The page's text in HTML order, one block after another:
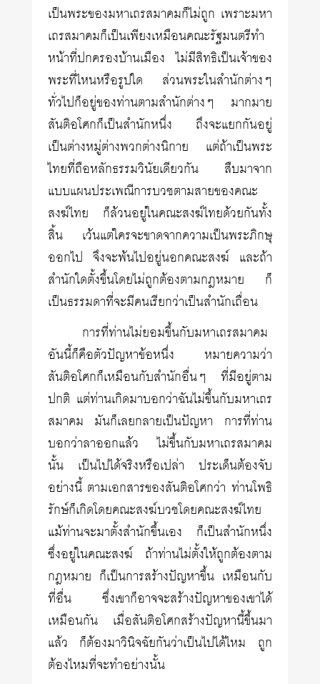
เป็นพระของมหาเถรสมาคมก็ไม่ถูก เพราะมหา
เถรสมาคมก็เป็นเพียงเหมือนคณะรัฐมนตรีทำ
หน้าที่ปกครองบ้านเมือง ไม่มีสิทธิเป็นเจ้าของ
พระที่ไหนหรือรูปใด ส่วนพระในสำนักต่างๆ
ทั่วไปก็อยู่ของท่านตามสำนักต่างๆ มากมาย
สันติอโศกก็เป็นสำนักหนึ่ง ถึงจะแยกกันอยู่
เป็นต่างหมู่ต่างพวกต่างนิกาย แต่ถ้าเป็นพระ
ไทยที่ถือหลักธรรมวินัยเดียวกัน สืบมาจาก
แบบแผนประเพณีการบวชตามสายของคณะ
สงฆ์ไทย ก็ล้วนอยู่ในคณะสงฆ์ไทยด้วยกันทั้ง
สิ้น เว้นแต่ใครจะขาดจากความเป็นพระภิกษุ
ออกไป จึงจะพ้นไปอยู่นอกคณะสงฆ์ และถ้า
สำนักใดตั้งขึ้นโดยไม่ถูกต้องตามกฎหมาย ก็
เป็นธรรมดาที่จะมีคนเรียกว่าเป็นสำนักเถื่อน
การที่ท่านไม่ยอมขึ้นกับมหาเถรสมาคม
อันนี้ก็คือตัวปัญหาข้อหนึ่ง หมายความว่า
สันติอโศกก็เหมือนกับสำนักอื่นๆ ที่มีอยู่ตาม
ปกติ แต่ท่านเกิดมาบอกว่าฉันไม่ขึ้นกับมหาเถร
สมาคม มันก็เลยกลายเป็นปัญหา การที่ท่าน
บอกว่าลาออกแล้ว ไม่ขึ้นกับมหาเถรสมาคม
นั้น เป็นไปได้จริงหรือเปล่า ประเด็นต้องจับ
อย่างนี้ ตามเอกสารของสันติอโศกว่า ท่านโพธิ
รักษ์ก็เกิดโดยคณะสงฆ์บวชโดยคณะสงฆ์ไทย
แม้ท่านจะมาตั้งสำนักขึ้นเอง ก็เป็นสำนักหนึ่ง
ซึ่งอยู่ในคณะสงฆ์ ถ้าท่านไม่ตั้งให้ถูกต้องตาม
กฎหมาย ก็เป็นการสร้างปัญหาขึ้น เหมือนกับ
ที่อื่น ซึ่งเขาก็อาจจะสร้างปัญหาของเขาได้
เหมือนกัน เมื่อสันติอโศกสร้างปัญหานี้ขึ้นมา
แล้ว ก็ต้องมาวินิจฉัยกันว่าเป็นไปได้ไหม ถูก
ต้องไหมที่จะทำอย่างนั้น